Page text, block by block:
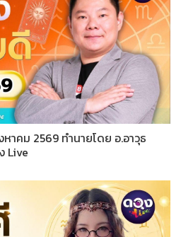
คม 2569 ทำนายโดย อ.อาวุธ
Live